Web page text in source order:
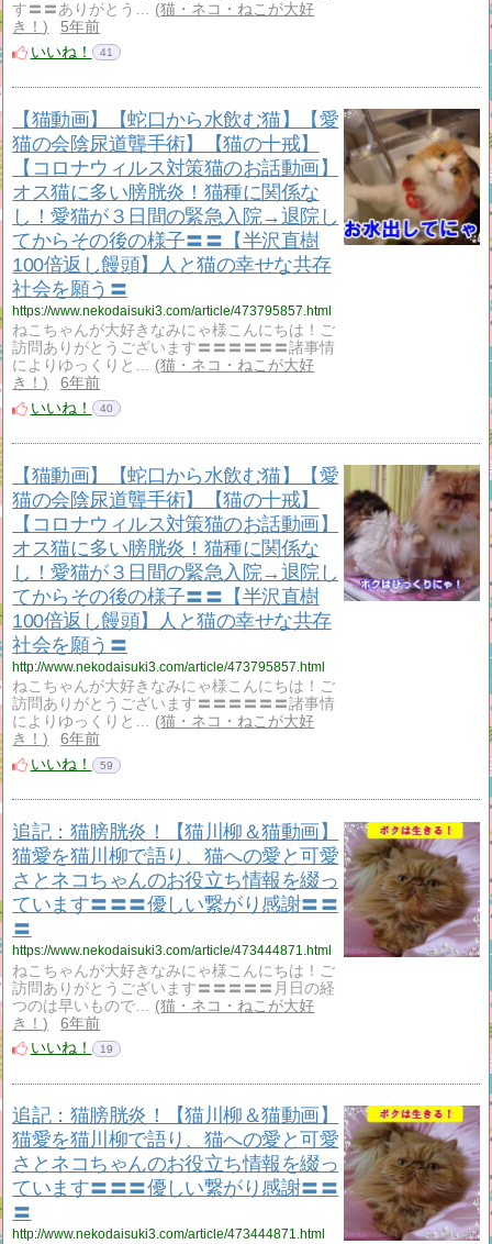
す〓〓ありがとう…
猫・ネコ・ねこが大好
き！
5年前
いいね！
41
【猫動画】【蛇口から水飲む猫】【愛
猫の会陰尿道聾手術】【猫の十戒】
【コロナウィルス対策猫のお話動画】
オス猫に多い膀胱炎！猫種に関係な
し！愛猫が３日間の緊急入院→退院し
てからその後の様子〓〓【半沢直樹
100倍返し饅頭】人と猫の幸せな共存
社会を願う〓
https://www.nekodaisuki3.com/article/473795857.html
ねこちゃんが大好きなみにゃ様こんにちは！ご
訪問ありがとうございます〓〓〓〓〓〓諸事情
によりゆっくりと…
猫・ネコ・ねこが大好
き！
6年前
いいね！
40
【猫動画】【蛇口から水飲む猫】【愛
猫の会陰尿道聾手術】【猫の十戒】
【コロナウィルス対策猫のお話動画】
オス猫に多い膀胱炎！猫種に関係な
し！愛猫が３日間の緊急入院→退院し
てからその後の様子〓〓【半沢直樹
100倍返し饅頭】人と猫の幸せな共存
社会を願う〓
http://www.nekodaisuki3.com/article/473795857.html
ねこちゃんが大好きなみにゃ様こんにちは！ご
訪問ありがとうございます〓〓〓〓〓〓諸事情
によりゆっくりと…
猫・ネコ・ねこが大好
き！
6年前
いいね！
59
追記：猫膀胱炎！【猫川柳＆猫動画】
猫愛を猫川柳で語り、猫への愛と可愛
さとネコちゃんのお役立ち情報を綴っ
ています〓〓〓優しい繋がり感謝〓〓
〓
https://www.nekodaisuki3.com/article/473444871.html
ねこちゃんが大好きなみにゃ様こんにちは！ご
訪問ありがとうございます〓〓〓〓〓月日の経
つのは早いもので…
猫・ネコ・ねこが大好
き！
6年前
いいね！
19
追記：猫膀胱炎！【猫川柳＆猫動画】
猫愛を猫川柳で語り、猫への愛と可愛
さとネコちゃんのお役立ち情報を綴っ
ています〓〓〓優しい繋がり感謝〓〓
〓
http://www.nekodaisuki3.com/article/473444871.html